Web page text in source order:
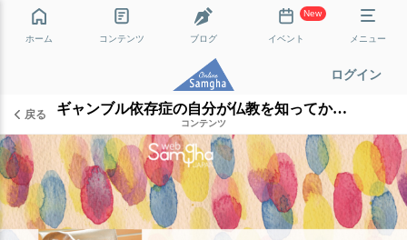
ホーム コンテンツ ブログ
New
イベント メニュー
ログイン
戻る ギャンブル依存症の自分が仏教を知ってからの変化
コンテンツ